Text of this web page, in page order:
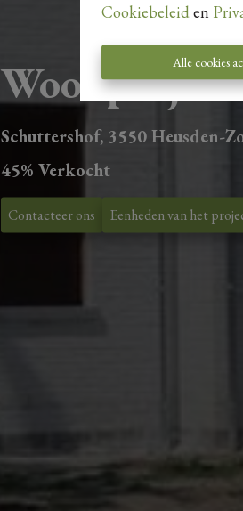
Cookiebeleid en
Alle cookies
Schuttershof, 3550 Heusden-
45% Verkocht
Contacteer ons Eenheden van het